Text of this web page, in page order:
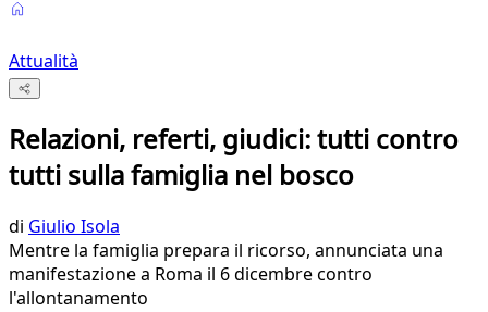
Attualità
Relazioni, referti, giudici: tutti contro
tutti sulla famiglia nel bosco
di Giulio Isola
Mentre la famiglia prepara il ricorso, annunciata una
manifestazione a Roma il 6 dicembre contro
l'allontanamento